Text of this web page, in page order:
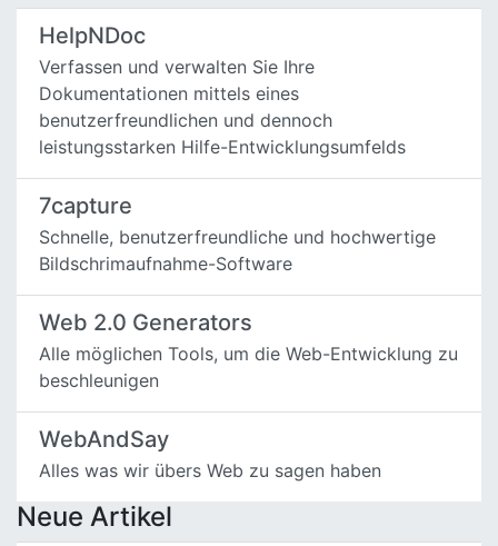
HelpNDoc
Verfassen und verwalten Sie Ihre
Dokumentationen mittels eines
benutzerfreundlichen und dennoch
leistungsstarken Hilfe-Entwicklungsumfelds
7capture
Schnelle, benutzerfreundliche und hochwertige
Bildschrimaufnahme-Software
Web 2.0 Generators
Alle möglichen Tools, um die Web-Entwicklung zu
beschleunigen
WebAndSay
Alles was wir übers Web zu sagen haben
Neue Artikel